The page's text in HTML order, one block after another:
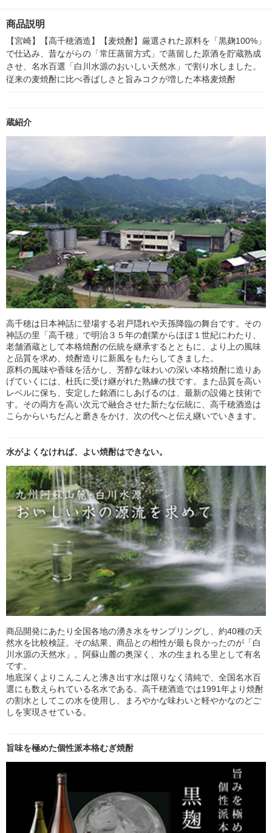
商品説明
【宮崎】【高千穂酒造】【麦焼酎】厳選された原料を「黒麹100%」
で仕込み、昔ながらの「常圧蒸留方式」で蒸留した原酒を貯蔵熟成
させ、名水百選「白川水源のおいしい天然水」で割り水しました。
従来の麦焼酎に比べ香ばしさと旨みコクが増した本格麦焼酎
蔵紹介
高千穂は日本神話に登場する岩戸隠れや天孫降臨の舞台です。その
神話の里「高千穂」で明治３５年の創業からほぼ１世紀にわたり、
老舗酒蔵として本格焼酎の伝統を継承するとともに、より上の風味
と品質を求め、焼酎造りに新風をもたらしてきました。
原料の風味や香味を活かし、芳醇な味わいの深い本格焼酎に造りあ
げていくには、杜氏に受け継がれた熟練の技です。また品質を高い
レベルに保ち、安定した銘酒にしあげるのは、最新の設備と技術で
す。その両方を高い次元で融合させた新たな伝統に、高千穂酒造は
こらからいちだんと磨きをかけ、次の代へと伝え継いでいきます。
水がよくなければ、よい焼酎はできない。
商品開発にあたり全国各地の湧き水をサンプリングし、約40種の天
然水を比較検証。その結果、商品との相性が最も良かったのが「白
川水源の天然水」。阿蘇山麓の奥深く、水の生まれる里として有名
です。
地底深くよりこんこんと沸き出す水は限りなく清純で、全国名水百
選にも数えられている名水である。高千穂酒造では1991年より焼酎
の割水としてこの水を使用し、まろやかな味わいと軽やかなのどご
しを実現させている。
旨味を極めた個性派本格むぎ焼酎